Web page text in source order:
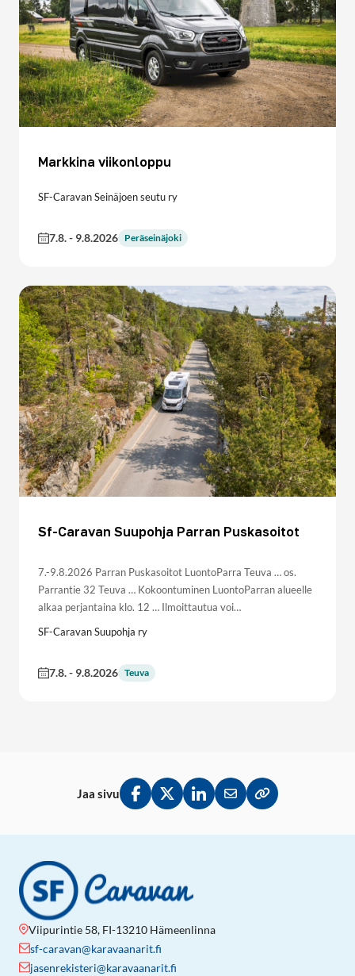
Markkina viikonloppu
SF-Caravan Seinäjoen seutu ry
7.8.- 9.8.2026 Peräseinäjoki
Sf-Caravan Suupohja Parran Puskasoitot
7.-9.8.2026 Parran Puskasoitot LuontoParra Teuva … os.
Parrantie 32 Teuva … Kokoontuminen LuontoParran alueelle
alkaa perjantaina klo. 12 … Ilmoittautua voi…
SF-Caravan Suupohja ry
7.8.- 9.8.2026 Teuva
Jaa sivu
Jaa Facebookissa
Jaa Twitterissä
Jaa LinkedInissä
Jaa sähköpostitse
Kopioi linkki
Viipurintie 58, FI-13210 Hämeenlinna
sf-caravan@karavaanarit.fi
jasenrekisteri@karavaanarit.fi